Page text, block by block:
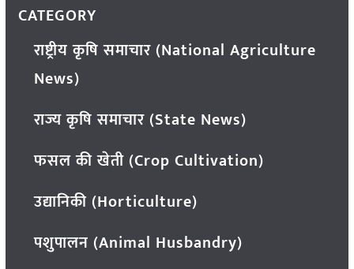
CATEGORY
राष्ट्रीय कृषि समाचार (National Agriculture
News)
राज्य कृषि समाचार (State News)
फसल की खेती (Crop Cultivation)
उद्यानिकी (Horticulture)
पशुपालन (Animal Husbandry)